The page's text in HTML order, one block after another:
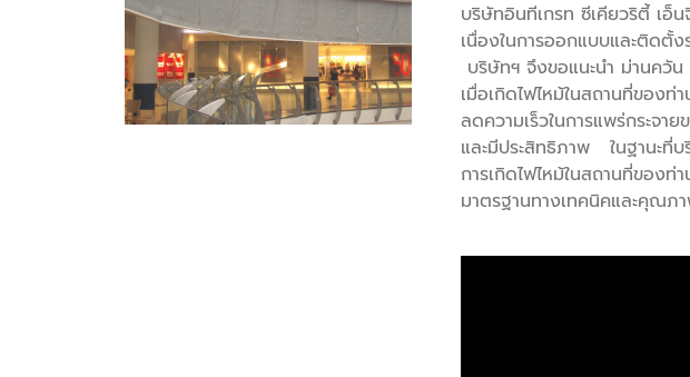
บริษัทอินทีเกรท ซีเคียวริตี้ เอ็
เนื่องในการออกแบบและติดตั้
บริษัทฯ จึงขอแนะนำ ม่านค
เมื่อเกิดไฟไหม้ในสถานที่ของ
ลดความเร็วในการแพร่กระจา
และมีประสิทธิภาพ ในฐานะที่บ
การเกิดไฟไหม้ในสถานที่ของ
มาตรฐานทางเทคนิคและคุณภ